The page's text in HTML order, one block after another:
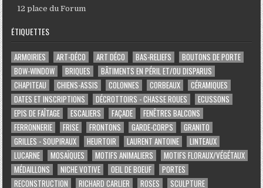
12 place du Forum
ÉTIQUETTES
ARMOIRIES ART-DÉCO ART DÉCO BAS-RELIEFS
BOUTONS DE PORTE
BOW-WINDOW
BRIQUES
BÂTIMENTS EN PÉRIL ET/OU DISPARUS
CHAPITEAU
CHIENS-ASSIS COLONNES CORBEAUX
CÉRAMIQUES
DATES ET INSCRIPTIONS
DÉCROTTOIRS - CHASSE ROUES
ECUSSONS
EPIS DE FAÎTAGE
ESCALIERS FAÇADE
FENÊTRES BALCONS
FERRONNERIE
FRISE FRONTONS GARDE-CORPS
GRANITO
GRILLES - SOUPIRAUX
HEURTOIR LAURENT ANTOINE
LINTEAUX
LUCARNE
MOSAÏQUES MOTIFS ANIMALIERS
MOTIFS FLORAUX/VÉGÉTAUX
MÉDAILLONS
NICHE VOTIVE OEIL DE BOEUF
PORTES
RECONSTRUCTION
RICHARD CARLIER ROSES SCULPTURE